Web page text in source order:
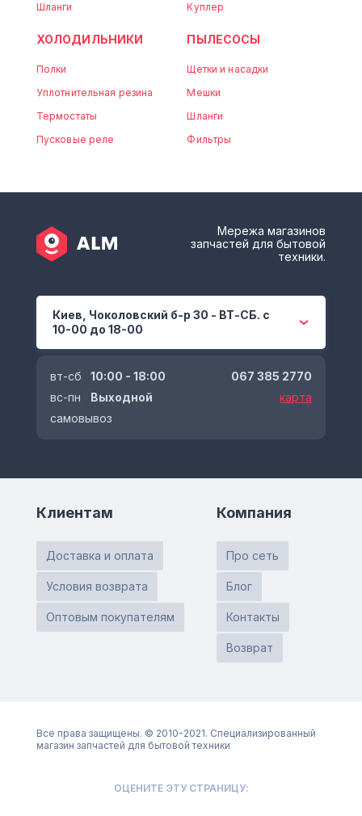
Шланги
Куплер
ХОЛОДИЛЬНИКИ
Полки
Уплотнительная резина
Термостаты
Пусковые реле
ПЫЛЕСОСЫ
Щетки и насадки
Мешки
Шланги
Фильтры
Мережа магазинов
запчастей для бытовой
техники.
Киев, Чоколовский б-р 30 - ВТ-СБ. с
10-00 до 18-00
вт-сб
10:00 - 18:00
вс-пн
Выходной
самовывоз
067 385 2770
карта
Клиентам
Доставка и оплата
Условия возврата
Оптовым покупателям
Компания
Про сеть
Блог
Контакты
Возврат
Все права защищены. © 2010-2021. Специализированный
магазин запчастей для бытовой техники
ОЦЕНИТЕ ЭТУ СТРАНИЦУ: